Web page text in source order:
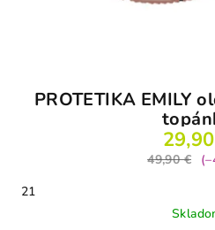
PROTETIKA EMILY
49,90 €
21